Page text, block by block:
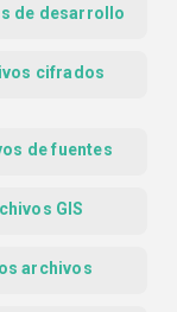
de desarrollo
cifrados
de fuentes
GIS
archivos